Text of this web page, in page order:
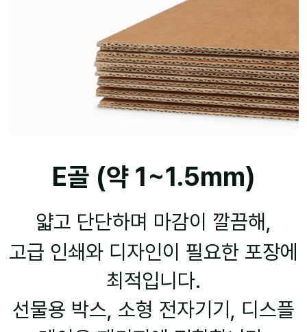
E골 (약 1~1.5mm)
얇고 단단하며 마감이 깔끔해,
고급 인쇄와 디자인이 필요한 포장에
최적입니다.
선물용 박스, 소형 전자기기, 디스플